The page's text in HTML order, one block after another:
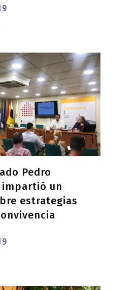
Pedro
impartió un
estrategias